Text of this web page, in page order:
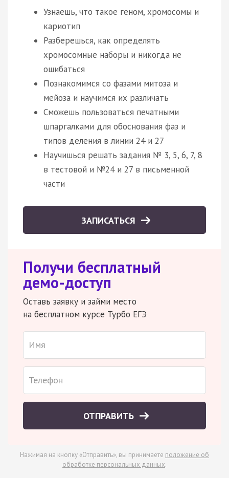
Узнаешь, что такое геном, хромосомы и
кариотип
Разберешься, как определять
хромосомные наборы и никогда не
ошибаться
Познакомимся со фазами митоза и
мейоза и научимся их различать
Сможешь пользоваться печатными
шпаргалками для обоснования фаз и
типов деления в линии 24 и 27
Научишься решать задания № 3, 5, 6, 7, 8
в тестовой и №24 и 27 в письменной
части
ЗАПИСАТЬСЯ
Получи бесплатный
демо-доступ
Оставь заявку и займи место
на бесплатном курсе Турбо ЕГЭ
ОТПРАВИТЬ
Нажимая на кнопку «Отправить», вы принимаете положение об
обработке персональных данных.